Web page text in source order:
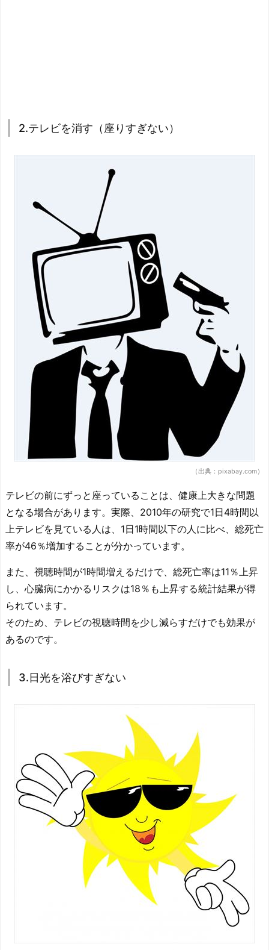
2.テレビを消す（座りすぎない）
（出典：pixabay.com）
テレビの前にずっと座っていることは、健康上大きな問題
となる場合があります。実際、2010年の研究で1日4時間以
上テレビを見ている人は、1日1時間以下の人に比べ、総死亡
率が46％増加することが分かっています。
また、視聴時間が1時間増えるだけで、総死亡率は11％上昇
し、心臓病にかかるリスクは18％も上昇する統計結果が得
られています。
そのため、テレビの視聴時間を少し減らすだけでも効果が
あるのです。
3.日光を浴びすぎない